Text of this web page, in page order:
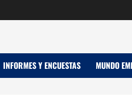
INFORMES Y ENCUESTAS MUNDO